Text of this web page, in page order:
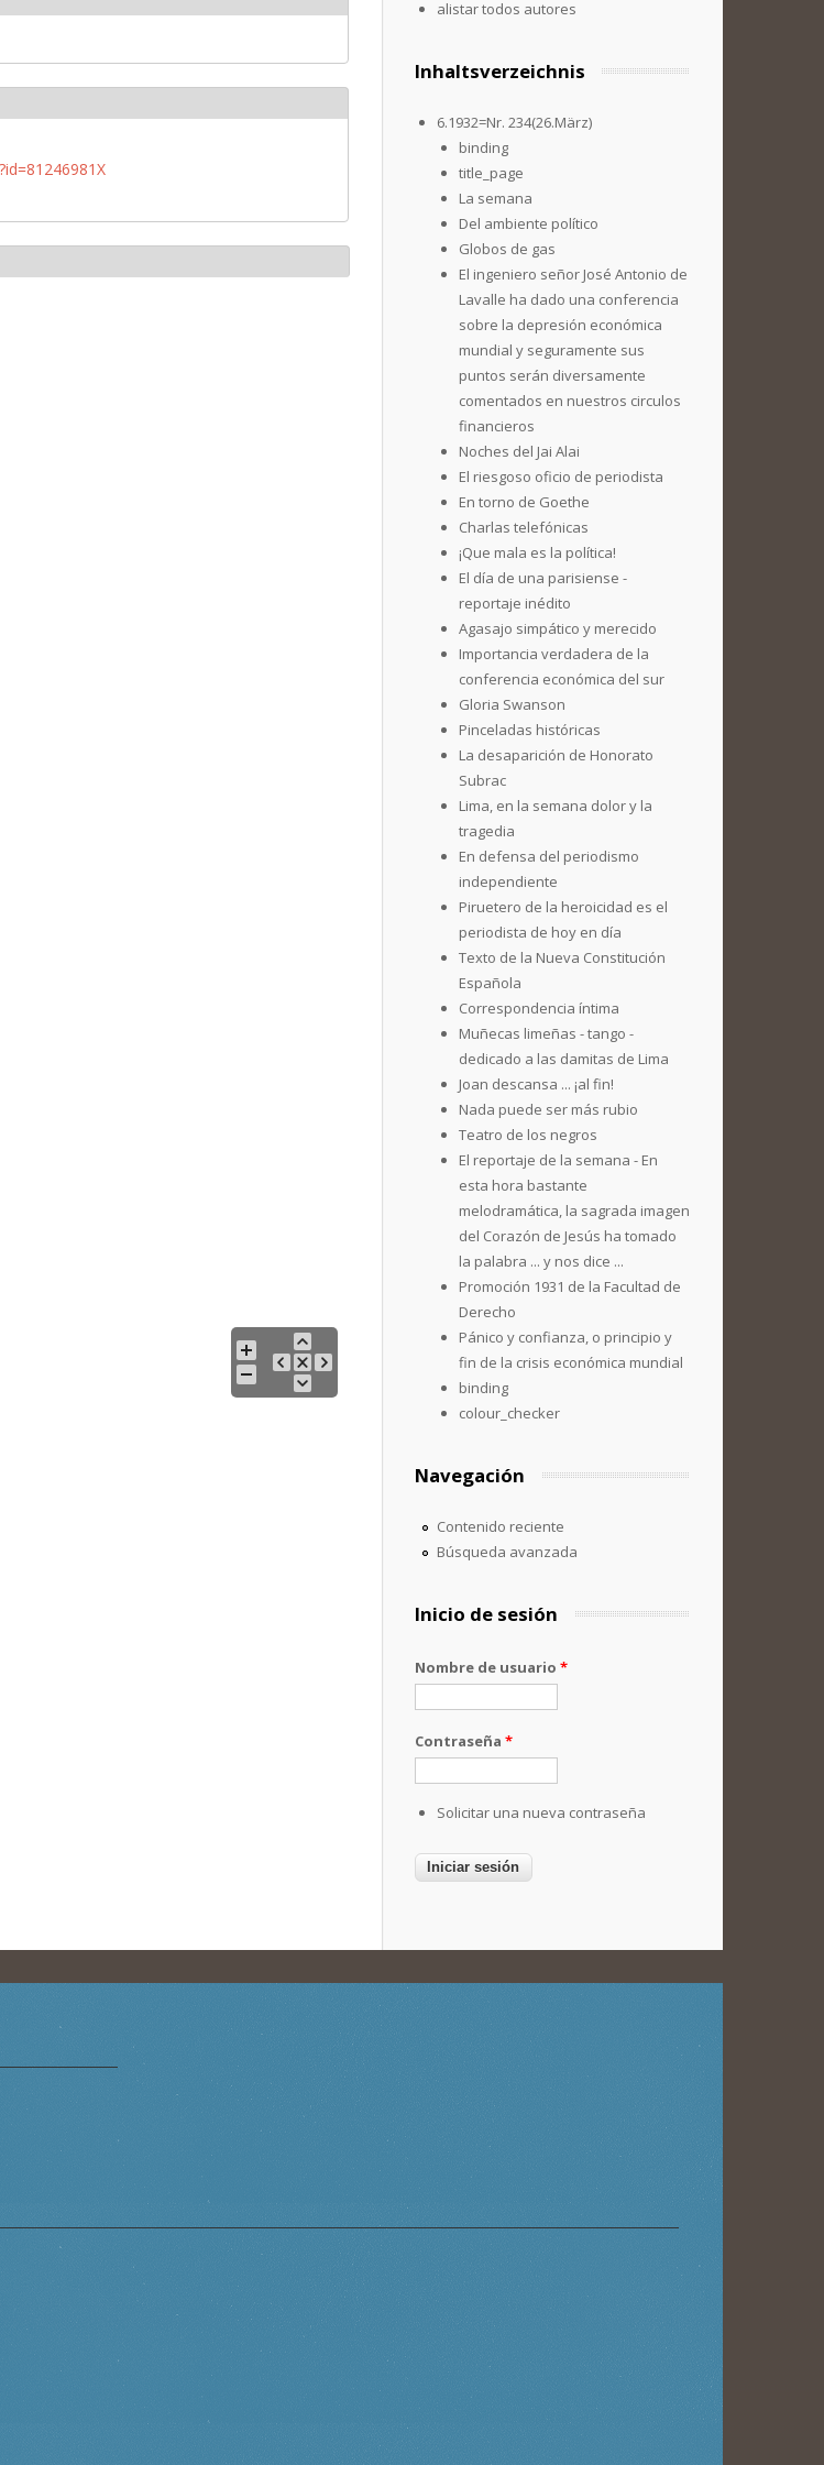
alistar todos autores
Inhaltsverzeichnis
6.1932=Nr. 234(26.März)
binding
title_page
La semana
Del ambiente político
Globos de gas
El ingeniero señor José Antonio de
Lavalle ha dado una conferencia
sobre la depresión económica
mundial y seguramente sus
puntos serán diversamente
comentados en nuestros circulos
financieros
Noches del Jai Alai
El riesgoso oficio de periodista
En torno de Goethe
Charlas telefónicas
¡Que mala es la política!
El día de una parisiense -
reportaje inédito
Agasajo simpático y merecido
Importancia verdadera de la
conferencia económica del sur
Gloria Swanson
Pinceladas históricas
La desaparición de Honorato
Subrac
Lima, en la semana dolor y la
tragedia
En defensa del periodismo
independiente
Piruetero de la heroicidad es el
periodista de hoy en día
Texto de la Nueva Constitución
Española
Correspondencia íntima
Muñecas limeñas - tango -
dedicado a las damitas de Lima
Joan descansa ... ¡al fin!
Nada puede ser más rubio
Teatro de los negros
El reportaje de la semana - En
esta hora bastante
melodramática, la sagrada imagen
del Corazón de Jesús ha tomado
la palabra ... y nos dice ...
Promoción 1931 de la Facultad de
Derecho
Pánico y confianza, o principio y
fin de la crisis económica mundial
binding
colour_checker
Navegación
Contenido reciente
Búsqueda avanzada
Inicio de sesión
Nombre de usuario *
Contraseña *
Solicitar una nueva contraseña